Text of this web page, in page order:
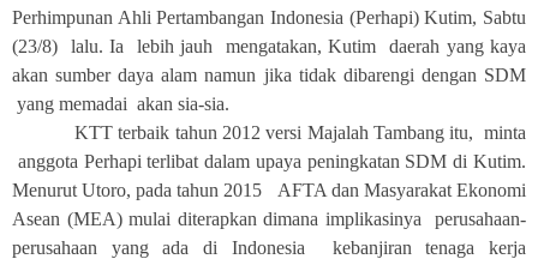
Perhimpunan Ahli Pertambangan Indonesia (Perhapi) Kutim, Sabtu
(23/8)
lalu. Ia lebih jauh mengatakan,Kutim
daerah yang kaya
akan sumber daya alam namun jika tidak dibarengi dengan SDM
yang memadai akan sia-sia.
KTT terbaik tahun 2012 versi Majalah Tambang itu, minta
anggota Perhapi terlibat dalam upaya peningkatan SDM di Kutim.
Menurut Utoro, pada tahun 2015 AFTA dan Masyarakat Ekonomi
Asean (MEA) mulai diterapkan dimana implikasinya
perusahaan-
perusahaan yang ada di Indonesia kebanjiran tenaga kerja